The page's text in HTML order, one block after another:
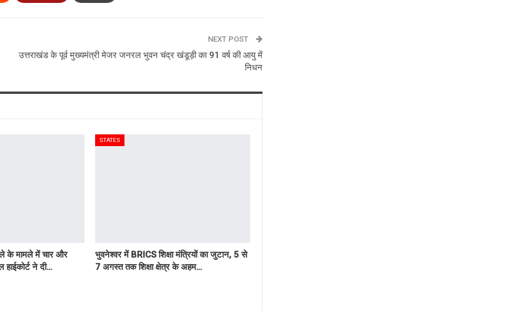
NEXT POST
उत्तराखंड के पूर्व मुख्यमंत्री मेजर जनरल भुवन चंद्र खंडूड़ी का 91 वर्ष की आयु में
निधन
के मामले में चार और
हाईकोर्ट ने दी…
STATES
भुवनेश्वर में BRICS शिक्षा मंत्रियों का जुटान, 5 से
7 अगस्त तक शिक्षा क्षेत्र के अहम…